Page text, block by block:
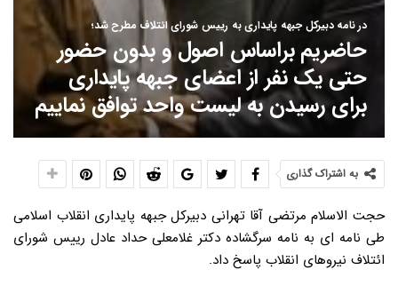
در نامه دبیرکل جبهه پایداری به رییس شورای ائتلاف مطرح شد؛
حاضریم براساس اصول و بدون حضور
حتی یک نفر از اعضای جبهه پایداری
برای رسیدن به لیست واحد توافق نماییم
به اشتراک گذاری
حجت الاسلام مرتضی آقا تهرانی دبیرکل جبهه پایداری انقلاب اسلامی
طی نامه ای به نامه سرگشاده دکتر غلامعلی حداد عادل رییس شورای
ائتلاف نیروهای انقلاب پاسخ داد.